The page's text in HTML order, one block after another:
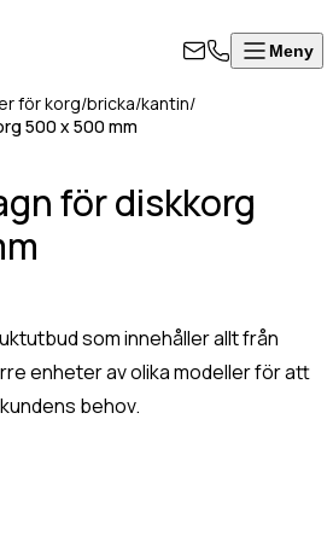
Meny
för korg/bricka/kantin/
500 x 500 mm
för diskkorg
som innehåller allt från
enheter av olika modeller för att
behov.
med inredning
bröd
i kombination
slät underhylla
inbyggnad